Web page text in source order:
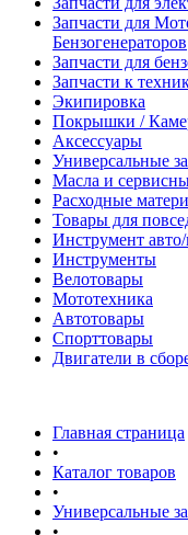
Запчасти для
Бензогенераторов
Запчасти для
Запчасти к
Экипировка
Покрышки /
Аксессуары
Универсальные
Масла и
Расходные
Товары для
Инструмент
Инструменты
Велотовары
Мототехника
Автотовары
Спорттовары
Двигатели в
Главная страница
•
Каталог товаров
•
Универсальные
•